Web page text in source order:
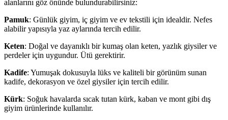
alanlarını göz önünde bulundurabilirsiniz:
Pamuk: Günlük giyim, iç giyim ve ev tekstili için idealdir. Nefes
alabilir yapısıyla yaz aylarında tercih edilir.
Keten: Doğal ve dayanıklı bir kumaş olan keten, yazlık giysiler ve
perdeler için uygundur. Ütü gerektirir.
Kadife: Yumuşak dokusuyla lüks ve kaliteli bir görünüm sunan
kadife, dekorasyon ve özel giysiler için tercih edilir.
Kürk: Soğuk havalarda sıcak tutan kürk, kaban ve mont gibi dış
giyim ürünlerinde kullanılır.